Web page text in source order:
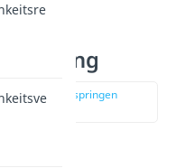
im Video springen
gelten